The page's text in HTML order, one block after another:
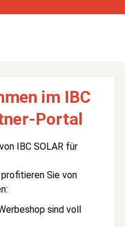
im IBC
Portal
IBC SOLAR für
Sie von
sind voll